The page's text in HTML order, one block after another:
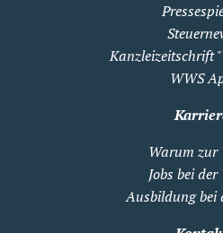
Kanzleizeitschrift
WWS
Warum zur
Jobs bei der
Ausbildung bei